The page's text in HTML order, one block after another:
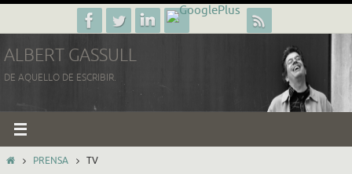
al
contenido
ALBERT GASSULL
DE AQUELLO DE ESCRIBIR.
INICIOPRENSA TV